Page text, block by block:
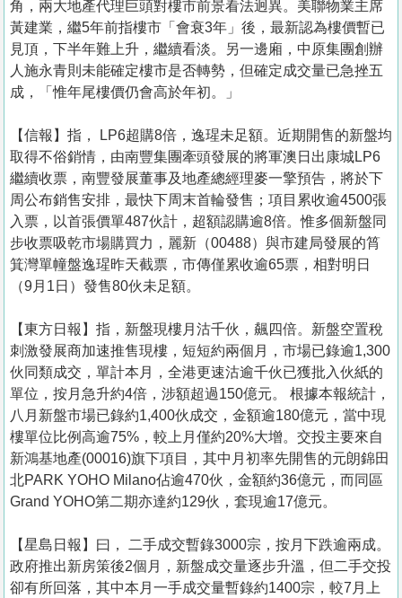
角，兩大地產代理巨頭對樓市前景看法迥異。美聯物業主席
黃建業，繼5年前指樓市「會衰3年」後，最新認為樓價暫已
見頂，下半年難上升，繼續看淡。另一邊廂，中原集團創辦
人施永青則未能確定樓市是否轉勢，但確定成交量已急挫五
成，「惟年尾樓價仍會高於年初。」
【信報】指， LP6超購8倍，逸瑆未足額。近期開售的新盤均
取得不俗銷情，由南豐集團牽頭發展的將軍澳日出康城LP6
繼續收票，南豐發展董事及地產總經理麥一擎預告，將於下
周公布銷售安排，最快下周末首輪發售；項目累收逾4500張
入票，以首張價單487伙計，超額認購逾8倍。惟多個新盤同
步收票吸乾市場購買力，麗新（00488）與市建局發展的筲
箕灣單幢盤逸瑆昨天截票，市傳僅累收逾65票，相對明日
（9月1日）發售80伙未足額。
【東方日報】指，新盤現樓月沽千伙，飆四倍。新盤空置稅
刺激發展商加速推售現樓，短短約兩個月，市場已錄逾1,300
伙同類成交，單計本月，全港更速沽逾千伙已獲批入伙紙的
單位，按月急升約4倍，涉額超過150億元。 根據本報統計，
八月新盤市場已錄約1,400伙成交，金額逾180億元，當中現
樓單位比例高逾75%，較上月僅約20%大增。交投主要來自
新鴻基地產(00016)旗下項目，其中月初率先開售的元朗錦田
北PARK YOHO Milano佔逾470伙，金額約36億元，而同區
Grand YOHO第二期亦達約129伙，套現逾17億元。
【星島日報】曰， 二手成交暫錄3000宗，按月下跌逾兩成。
政府推出新房策後2個月，新盤成交量逐步升溫，但二手交投
卻有所回落，其中本月一手成交量暫錄約1400宗，較7月上